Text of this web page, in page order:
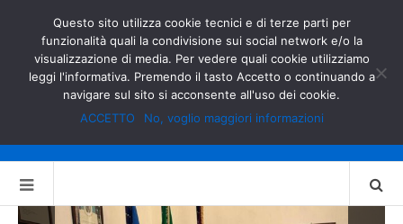
MINISTERO DELL’INTERNO
GOVERNO.IT
Questo sito utilizza cookie tecnici e di terze parti per
funzionalità quali la condivisione sui social network e/o la
visualizzazione di media. Per vedere quali cookie utilizziamo
leggi l'informativa. Premendo il tasto Accetto o continuando a
navigare sul sito si acconsente all'uso dei cookie.
ACCETTO
No, voglio maggiori informazioni